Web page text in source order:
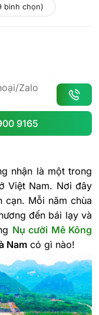
bình chọn)
9165
nhận là một trong
Việt Nam. Nơi đây
cạn. Mỗi năm chùa
đến bái lạy và
Nụ cười Mê Kông
Nam có gì nào!